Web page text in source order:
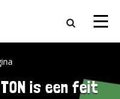
is een feit